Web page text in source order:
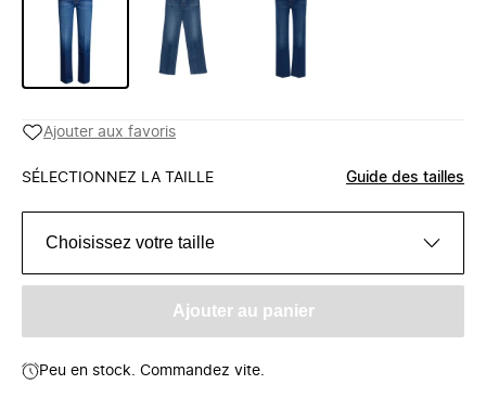
Ajouter aux favoris
SÉLECTIONNEZ LA TAILLE Guide des tailles
Choisissez votre taille
Ajouter au panier
Peu en stock. Commandez vite.